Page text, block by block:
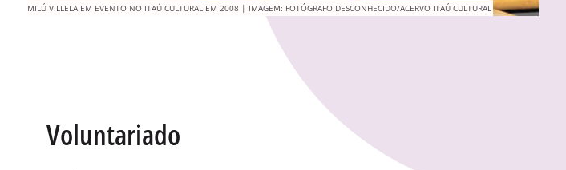
MILÚ VILLELA EM EVENTO NO ITAÚ CULTURAL EM 2008 | IMAGEM: FOTÓGRAFO DESCONHECIDO/ACERVO ITAÚ CULTURAL
Voluntariado